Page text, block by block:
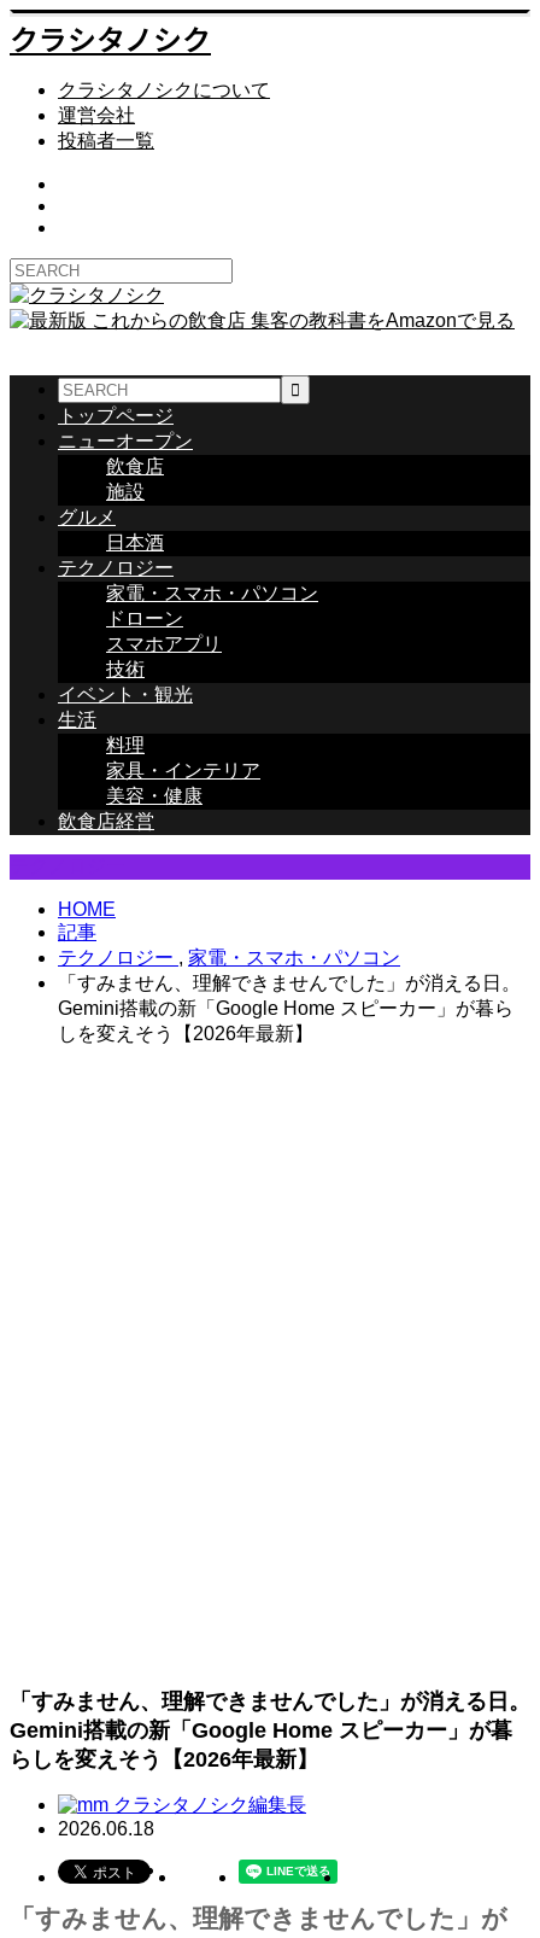
クラシタノシク
クラシタノシクについて
運営会社
投稿者一覧
トップページ
ニューオープン
飲食店
施設
グルメ
日本酒
テクノロジー
家電・スマホ・パソコン
ドローン
スマホアプリ
技術
イベント・観光
生活
料理
家具・インテリア
美容・健康
飲食店経営
HOME
記事
テクノロジー , 家電・スマホ・パソコン
「すみません、理解できませんでした」が消える日。
Gemini搭載の新「Google Home スピーカー」が暮ら
しを変えそう【2026年最新】
「すみません、理解できませんでした」が消える日。
Gemini搭載の新「Google Home スピーカー」が暮
らしを変えそう【2026年最新】
クラシタノシク編集長
2026.06.18
「すみません、理解できませんでした」が